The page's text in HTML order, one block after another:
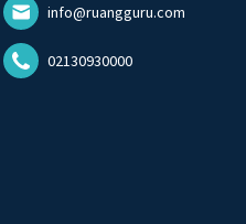
info@ruangguru.com
02130930000